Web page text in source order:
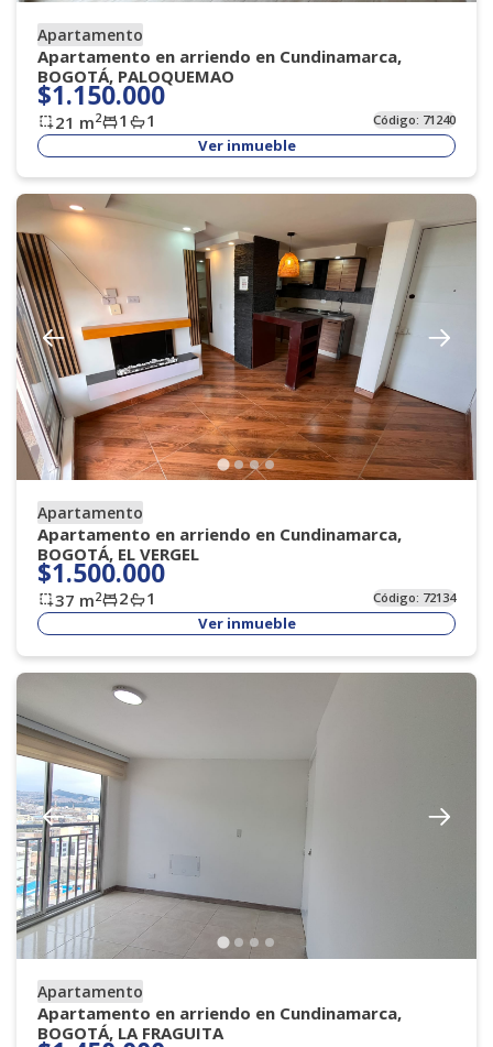
Apartamento
Apartamento en arriendo en Cundinamarca,
BOGOTÁ, PALOQUEMAO
$1.150.000
21 m2 1 1 Código: 71240
Ver inmueble
Apartamento
Apartamento en arriendo en Cundinamarca,
BOGOTÁ, EL VERGEL
$1.500.000
37 m2 2 1 Código: 72134
Ver inmueble
Apartamento
Apartamento en arriendo en Cundinamarca,
BOGOTÁ, LA FRAGUITA